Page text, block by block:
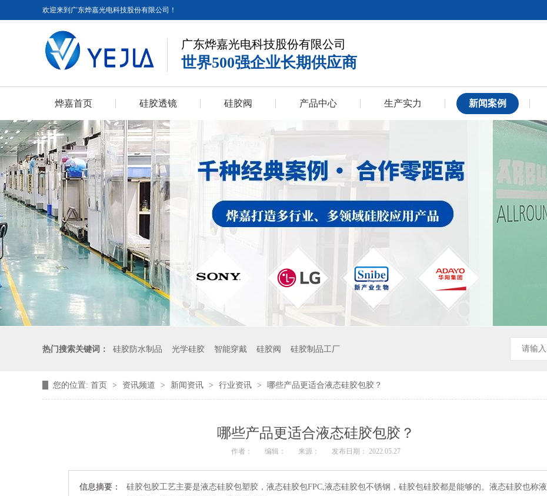
欢迎来到广东烨嘉光电科技股份有限公司！
广东烨嘉光电科技股份有限公司
世界500强企业长期供应商
烨嘉首页 硅胶透镜 硅胶阀 产品中心 生产实力 新闻案例
热门搜索关键词： 硅胶防水制品 光学硅胶 智能穿戴 硅胶阀 硅胶制品工厂
您的位置: 首页 > 资讯频道 > 新闻资讯 > 行业资讯 > 哪些产品更适合液态硅胶包胶？
哪些产品更适合液态硅胶包胶？
作者： 编辑： 来源： 发布日期： 2022.05.27
信息摘要：
硅胶包胶工艺主要是液态硅胶包塑胶，液态硅胶包FPC,液态硅胶包不锈钢，硅胶包硅胶都是能够的。液态硅胶也称液